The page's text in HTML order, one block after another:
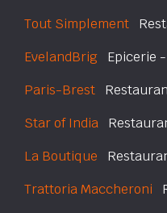
Tout Simplement
EvelandBrig Epicerie
Paris-Brest
Star of India
La Boutique
Trattoria Maccheroni